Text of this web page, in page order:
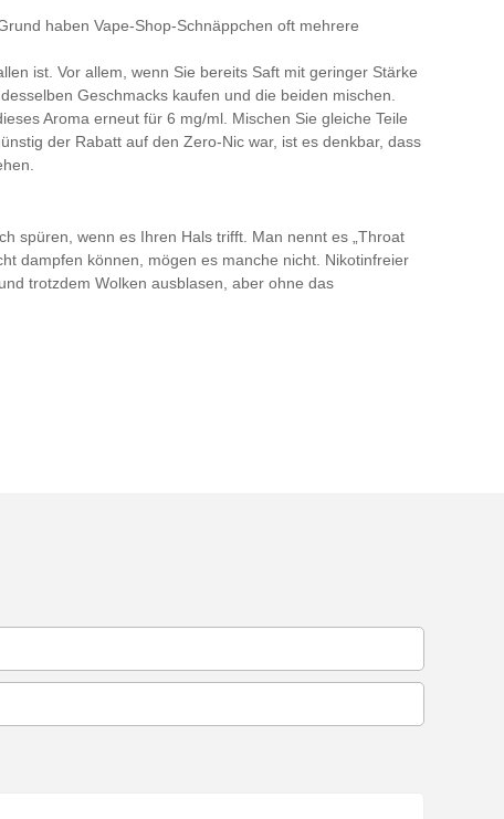
haben Vape-Shop-Schnäppchen oft mehrere
ist. Vor allem, wenn Sie bereits Saft mit geringer Stärke
Geschmacks kaufen und die beiden mischen.
Aroma erneut für 6 mg/ml. Mischen Sie gleiche Teile
der Rabatt auf den Zero-Nic war, ist es denkbar, dass
spüren, wenn es Ihren Hals trifft. Man nennt es „Throat
dampfen können, mögen es manche nicht. Nikotinfreier
trotzdem Wolken ausblasen, aber ohne das